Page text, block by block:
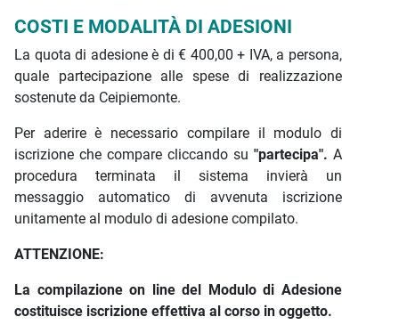
COSTI E MODALITÀ DI ADESIONI
La quota di adesione è di € 400,00 + IVA, a persona,
quale partecipazione alle spese di realizzazione
sostenute da Ceipiemonte.
Per aderire è necessario compilare il modulo di
iscrizione che compare cliccando su "partecipa". A
procedura terminata il sistema invierà un
messaggio automatico di avvenuta iscrizione
unitamente al modulo di adesione compilato.
ATTENZIONE:
La compilazione on line del Modulo di Adesione
costituisce iscrizione effettiva al corso in oggetto.